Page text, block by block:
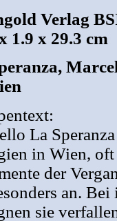
Verlag
1.9 x 29.3 cm
La
in Wien,
der
an.
sie